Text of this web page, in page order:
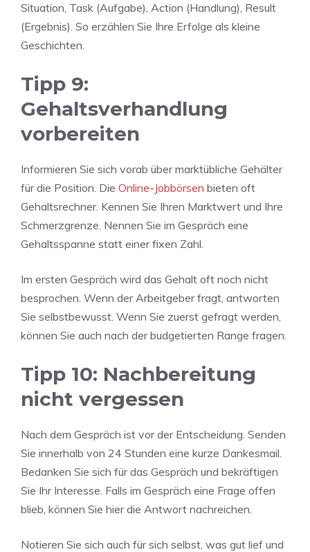
Situation, Task (Aufgabe), Action (Handlung), Result
(Ergebnis). So erzählen Sie Ihre Erfolge als kleine
Geschichten.
Tipp 9:
Gehaltsverhandlung
vorbereiten
Informieren Sie sich vorab über marktübliche Gehälter
für die Position. Die Online-Jobbörsen bieten oft
Gehaltsrechner. Kennen Sie Ihren Marktwert und Ihre
Schmerzgrenze. Nennen Sie im Gespräch eine
Gehaltsspanne statt einer fixen Zahl.
Im ersten Gespräch wird das Gehalt oft noch nicht
besprochen. Wenn der Arbeitgeber fragt, antworten
Sie selbstbewusst. Wenn Sie zuerst gefragt werden,
können Sie auch nach der budgetierten Range fragen.
Tipp 10: Nachbereitung
nicht vergessen
Nach dem Gespräch ist vor der Entscheidung. Senden
Sie innerhalb von 24 Stunden eine kurze Dankesmail.
Bedanken Sie sich für das Gespräch und bekräftigen
Sie Ihr Interesse. Falls im Gespräch eine Frage offen
blieb, können Sie hier die Antwort nachreichen.
Notieren Sie sich auch für sich selbst, was gut lief und